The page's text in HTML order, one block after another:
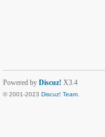
Powered by Discuz! X3.4
© 2001-2023 Discuz! Team